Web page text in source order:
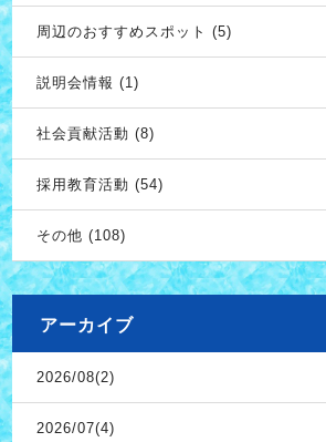
周辺のおすすめスポット (5)
説明会情報 (1)
社会貢献活動 (8)
採用教育活動 (54)
その他 (108)
アーカイブ
2026/08(2)
2026/07(4)